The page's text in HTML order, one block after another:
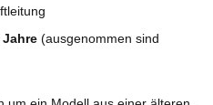
Jahre (ausgenommen sind